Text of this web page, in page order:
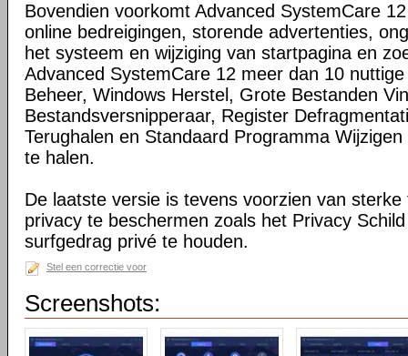
Bovendien voorkomt Advanced SystemCare
online bedreigingen, storende advertenties,
het systeem en wijziging van startpagina en
Advanced SystemCare 12 meer dan 10
Beheer, Windows Herstel, Grote Bestanden
Bestandsversnipperaar, Register
Terughalen en Standaard Programma
te halen.
De laatste versie is tevens voorzien van
privacy te beschermen zoals het Privacy
surfgedrag privé te houden.
Stel een correctie voor
Screenshots: